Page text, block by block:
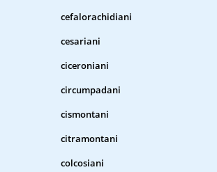
cefalorachidiani
cesariani
ciceroniani
circumpadani
cismontani
citramontani
colcosiani